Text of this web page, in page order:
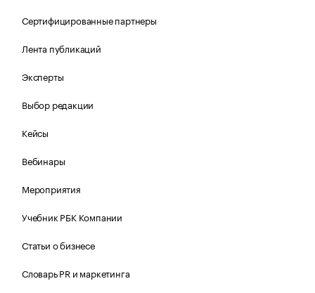
Сертифицированные партнеры
Лента публикаций
Эксперты
Выбор редакции
Кейсы
Вебинары
Мероприятия
Учебник РБК Компании
Статьи о бизнесе
Словарь PR и маркетинга